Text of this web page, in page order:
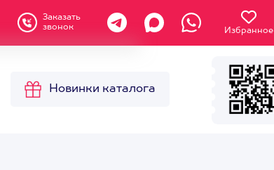
Заказать
звонок
Избранное
Новинки каталога